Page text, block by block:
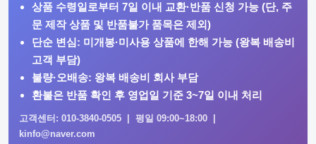
상품 수령일로부터 7일 이내 교환·반품 신청 가능 (단, 주
문 제작 상품 및 반품불가 품목은 제외)
단순 변심: 미개봉·미사용 상품에 한해 가능 (왕복 배송비
고객 부담)
불량·오배송: 왕복 배송비 회사 부담
환불은 반품 확인 후 영업일 기준 3~7일 이내 처리
고객센터: 010-3840-0505 | 평일 09:00~18:00 |
kinfo@naver.com